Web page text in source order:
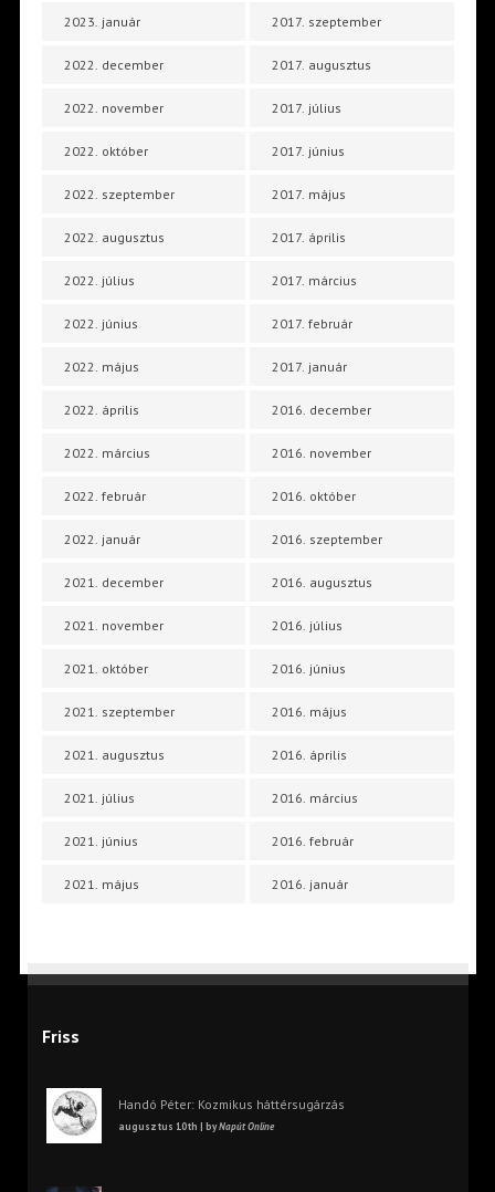
2023. január
2022. december
2022. november
2022. október
2022. szeptember
2022. augusztus
2022. július
2022. június
2022. május
2022. április
2022. március
2022. február
2022. január
2021. december
2021. november
2021. október
2021. szeptember
2021. augusztus
2021. július
2021. június
2021. május
2017. szeptember
2017. augusztus
2017. július
2017. június
2017. május
2017. április
2017. március
2017. február
2017. január
2016. december
2016. november
2016. október
2016. szeptember
2016. augusztus
2016. július
2016. június
2016. május
2016. április
2016. március
2016. február
2016. január
Friss
Handó Péter: Kozmikus háttérsugárzás
augusztus 10th | byNapút Online